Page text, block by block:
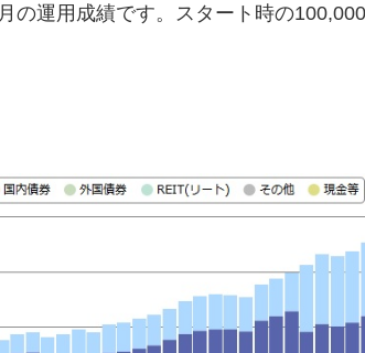
の運用成績です。スタート時の